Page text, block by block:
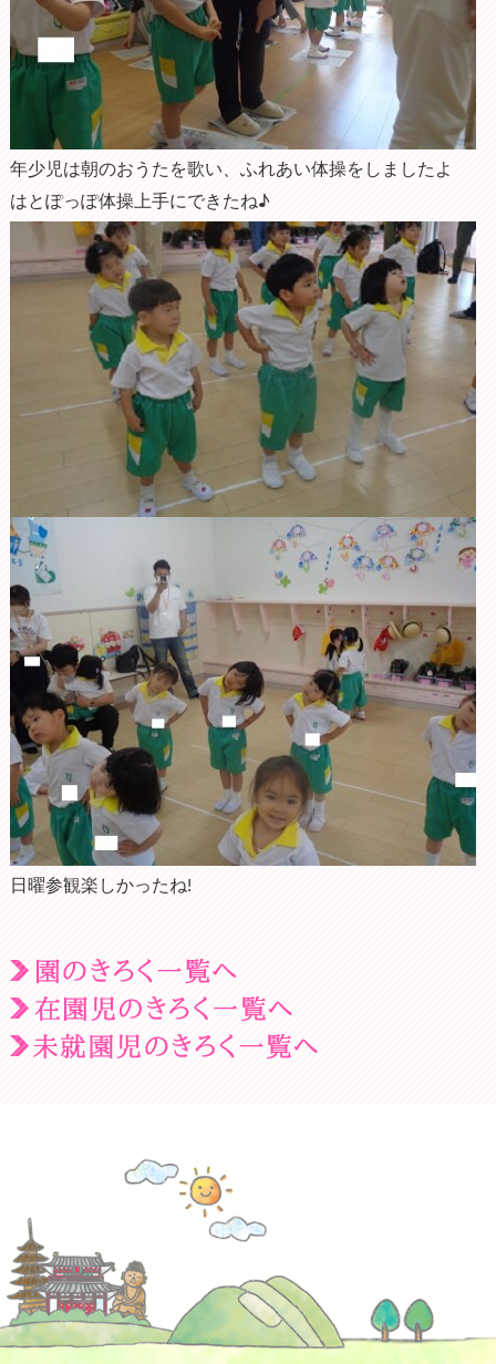
年少児は朝のおうたを歌い、ふれあい体操をしましたよ
はとぽっぽ体操上手にできたね♪
日曜参観楽しかったね!